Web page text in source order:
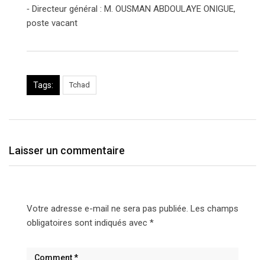
⁃ Directeur général : M. OUSMAN ABDOULAYE ONIGUE,
poste vacant
Tags: Tchad
Laisser un commentaire
Votre adresse e-mail ne sera pas publiée. Les champs
obligatoires sont indiqués avec *